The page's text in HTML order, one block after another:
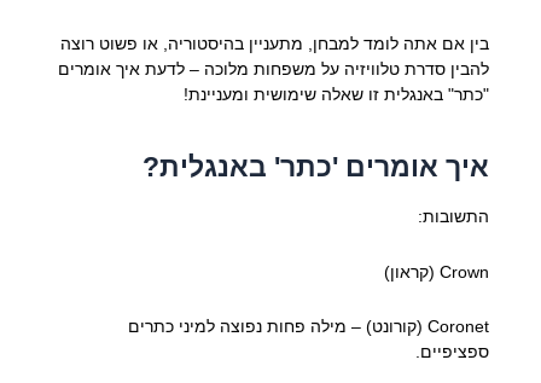
בין אם אתה לומד למבחן, מתעניין בהיסטוריה, או פשוט רוצה
להבין סדרת טלוויזיה על משפחות מלוכה – לדעת איך אומרים
"כתר" באנגלית זו שאלה שימושית ומעניינת!
איך אומרים 'כתר' באנגלית?
התשובות:
Crown (קראון)
Coronet (קורונט) – מילה פחות נפוצה למיני כתרים
ספציפיים.